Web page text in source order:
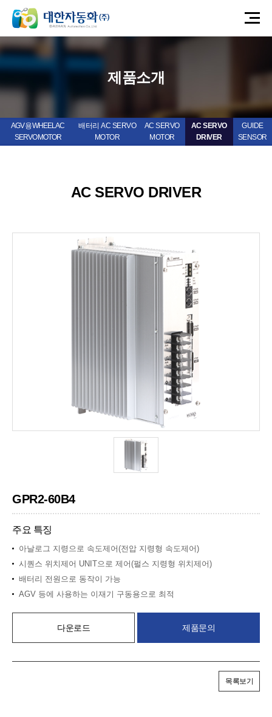
제품소개
AGV 용 WHEEL AC
SERVO MOTOR
배터리 AC SERVO
MOTOR
AC SERVO
MOTOR
AC SERVO
DRIVER
GUIDE
SENSOR
AC SERVO DRIVER
GPR2-60B4
주요 특징
아날로그 지령으로 속도제어(전압 지령형 속도제어)
시퀀스 위치제어 UNIT으로 제어(펄스 지령형 위치제어)
배터리 전원으로 동작이 가능
AGV 등에 사용하는 이재기 구동용으로 최적
다운로드 제품문의
목록보기